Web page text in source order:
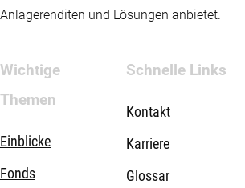
Anlagerenditen und Lösungen anbietet.
Wichtige
Themen
Einblicke
Fonds
Schnelle Links
Kontakt
Karriere
Glossar